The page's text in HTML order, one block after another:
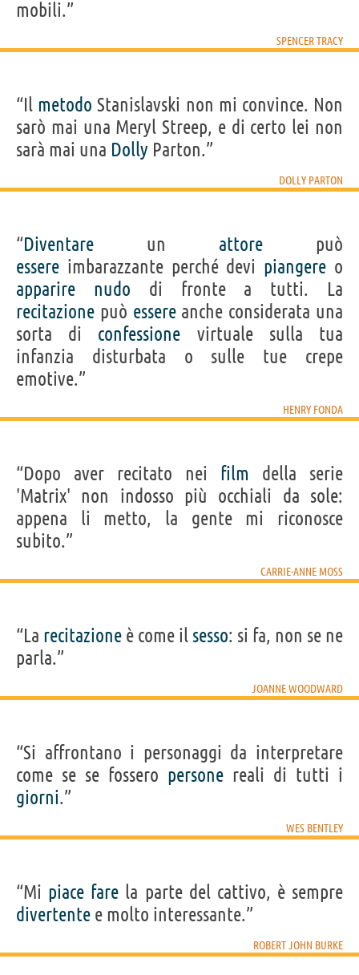
mobili.”
SPENCER TRACY
“Il metodo Stanislavski non mi convince. Non
sarò mai una Meryl Streep, e di certo lei non
sarà mai una Dolly Parton.”
DOLLY PARTON
“Diventare un attore può
essere imbarazzante perché devi piangere o
apparire
nudo di fronte a tutti. La
recitazione può essereanche considerata una
sorta di confessione virtuale sulla tua
infanzia disturbata o sulle tue crepe
emotive.”
HENRY FONDA
“Dopo aver recitato nei film della serie
'Matrix' non indosso più occhiali da sole:
appena li metto, la gente mi riconosce
subito.”
CARRIE-ANNE MOSS
“La recitazione è come il sesso: si fa, non se ne
parla.”
JOANNE WOODWARD
“Si affrontano i personaggi da interpretare
come se se fossero persone reali di tutti i
giorni.”
WES BENTLEY
“Mi piace fare la parte del cattivo, è sempre
divertente e molto interessante.”
ROBERT JOHN BURKE